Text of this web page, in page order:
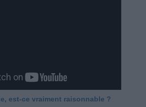
est-ce vraiment raisonnable ?